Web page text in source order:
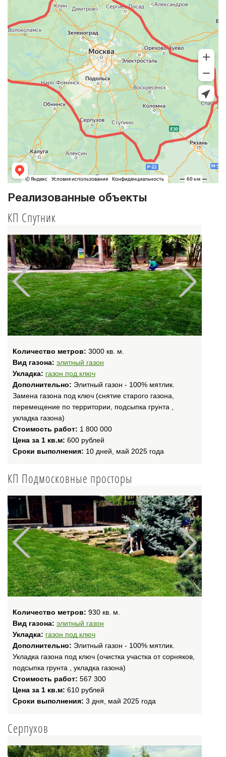
Реализованные объекты
КП Спутник
Количество метров: 3000 кв. м.
Вид газона: элитный газон
Укладка: газон под ключ
Дополнительно: Элитный газон - 100% мятлик.
Замена газона под ключ (снятие старого газона,
перемещение по территории, подсыпка грунта ,
укладка газона)
Стоимость работ: 1 800 000
Цена за 1 кв.м: 600 рублей
Сроки выполнения: 10 дней, май 2025 года
КП Подмосковные просторы
Количество метров: 930 кв. м.
Вид газона: элитный газон
Укладка: газон под ключ
Дополнительно: Элитный газон - 100% мятлик.
Укладка газона под ключ (очистка участка от сорняков,
подсыпка грунта , укладка газона)
Стоимость работ: 567 300
Цена за 1 кв.м: 610 рублей
Сроки выполнения: 3 дня, май 2025 года
Серпухов